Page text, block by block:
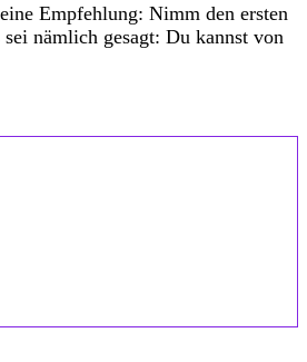
Empfehlung: Nimm den ersten
nämlich gesagt: Du kannst von